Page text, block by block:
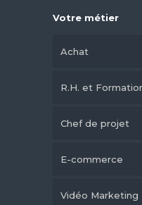
Votre métier
Achat
R.H. et
Chef de projet
E-commerce
Vidéo Marketing